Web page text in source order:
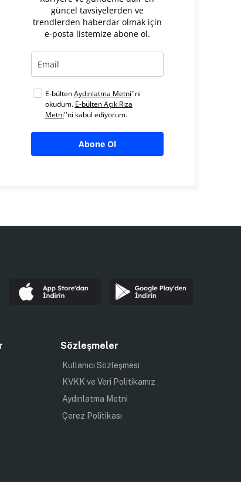
güncel tavsiyelerden ve
trendlerden haberdar olmak için
e-posta listemize abone ol.
E-bültenAydınlatma Metni''ni
okudum. E-bülten Açık Rıza
Metni''ni kabul ediyorum.
Abone Ol
Sözleşmeler
Kullanıcı Sözleşmesi
KVKK ve Veri Politikamız
Aydınlatma Metni
Çerez Politikası